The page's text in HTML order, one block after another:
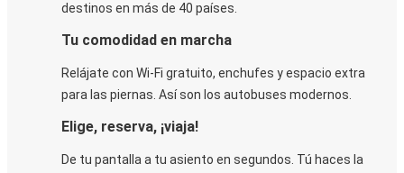
destinos en más de 40 países.
Tu comodidad en marcha
Relájate con Wi-Fi gratuito, enchufes y espacio extra
para las piernas. Así son los autobuses modernos.
Elige, reserva, ¡viaja!
De tu pantalla a tu asiento en segundos. Tú haces la